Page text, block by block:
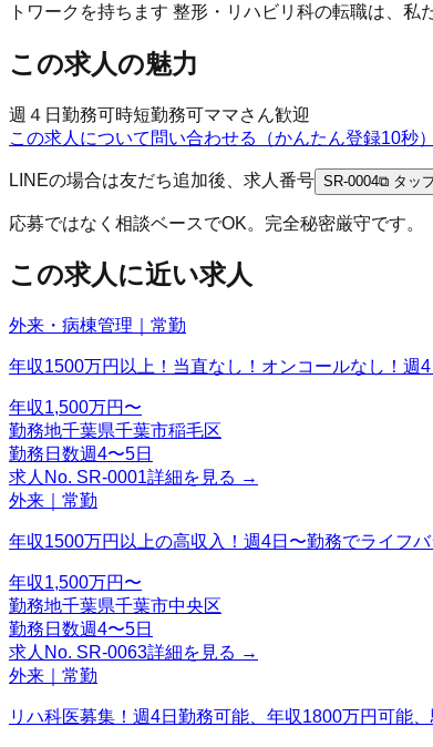
トワークを持ちます 整形・リハビリ科の転職は、私
この求人の魅力
週４日勤務可時短勤務可ママさん歓迎
この求人について問い合わせる（かんたん登録10秒）
LINEの場合は友だち追加後、求人番号 SR-0004⧉ タッ
応募ではなく相談ベースでOK。完全秘密厳守です。
この求人に近い求人
外来・病棟管理｜常勤
年収1500万円以上！当直なし！オンコールなし！週4
年収1,500万円〜
勤務地千葉県千葉市稲毛区
勤務日数週4〜5日
求人No. SR-0001詳細を見る →
外来｜常勤
年収1500万円以上の高収入！週4日〜勤務でライフ
年収1,500万円〜
勤務地千葉県千葉市中央区
勤務日数週4〜5日
求人No. SR-0063詳細を見る →
外来｜常勤
リハ科医募集！週4日勤務可能、年収1800万円可能